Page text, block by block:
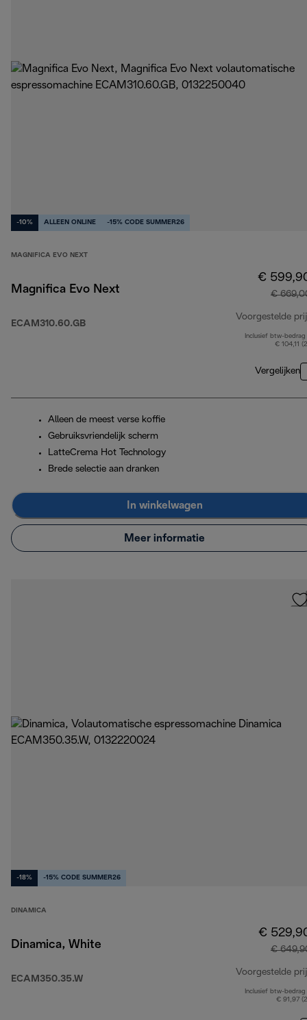
-10% ALLEEN ONLINE -15% CODE SUMMER26
MAGNIFICA EVO NEXT
Magnifica Evo Next
ECAM310.60.GB
€
€
Voorgestelde
Inclusief btw-bedrag
€ 104,11
Vergelijken
Alleen de meest verse koffie
Gebruiksvriendelijk scherm
LatteCrema Hot Technology
Brede selectie aan dranken
In winkelwagen
Meer informatie
-18% -15% CODE SUMMER26
DINAMICA
Dinamica, White
ECAM350.35.W
€
€
Voorgestelde
Inclusief btw-bedrag
€ 91,97